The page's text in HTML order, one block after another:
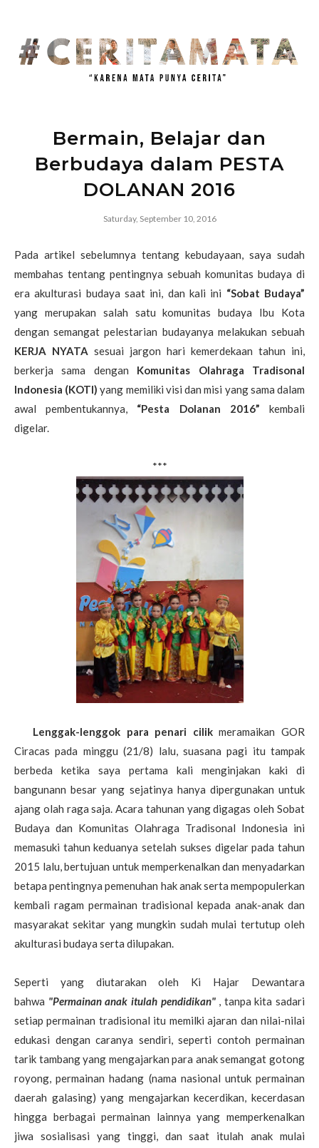
Bermain, Belajar dan
Berbudaya dalam PESTA
DOLANAN 2016
Saturday, September 10, 2016
Pada artikel sebelumnya tentang kebudayaan, saya sudah
membahas tentang pentingnya sebuah komunitas budaya di
era akulturasi budaya saat ini, dan kali ini “Sobat Budaya”
yang merupakan salah satu komunitas budaya Ibu Kota
dengan semangat pelestarian budayanya melakukan sebuah
KERJA NYATA sesuai jargon hari kemerdekaan tahun ini,
berkerja sama dengan Komunitas Olahraga Tradisonal
Indonesia (KOTI) yang memiliki visi dan misi yang sama dalam
awal pembentukannya, “Pesta Dolanan 2016” kembali
digelar.
***
Lenggak-lenggok para penari cilikmeramaikan GOR
Ciracas pada minggu (21/8) lalu, suasana pagi itu tampak
berbeda ketika saya pertama kali menginjakan kaki di
bangunann besar yang sejatinya hanya dipergunakan untuk
ajang olah raga saja. Acara tahunan yang digagas oleh Sobat
Budaya dan Komunitas Olahraga Tradisonal Indonesia ini
memasuki tahun keduanya setelah sukses digelar pada tahun
2015 lalu, bertujuan untuk memperkenalkan dan menyadarkan
betapa pentingnya pemenuhan hak anak serta mempopulerkan
kembali ragam permainan tradisional kepada anak-anak dan
masyarakat sekitar yang mungkin sudah mulai tertutup oleh
akulturasi budaya serta dilupakan.
Seperti yang diutarakan oleh Ki Hajar Dewantara
bahwa "Permainan anak itulah pendidikan" , tanpa kita sadari
setiap permainan tradisional itu memilki ajaran dan nilai-nilai
edukasi dengan caranya sendiri, seperti contoh permainan
tarik tambang yang mengajarkan para anak semangat gotong
royong, permainan hadang (nama nasional untuk permainan
daerah galasing) yang mengajarkan kecerdikan, kecerdasan
hingga berbagai permainan lainnya yang memperkenalkan
jiwa sosialisasi yang tinggi, dan saat itulah anak mulai